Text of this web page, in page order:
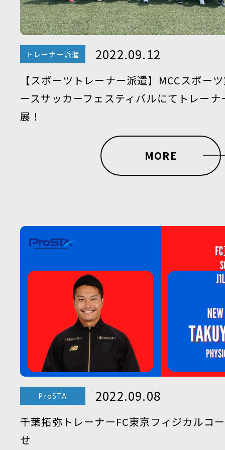
トレーナー派遣 2022.09.12
【スポーツトレーナー派遣】MCCスポー
ースサッカーフェスティバルにてトレーナ
展！
MORE
ProSTA 2022.09.08
千葉拓弥トレーナーFC東京フィジカルコ
せ